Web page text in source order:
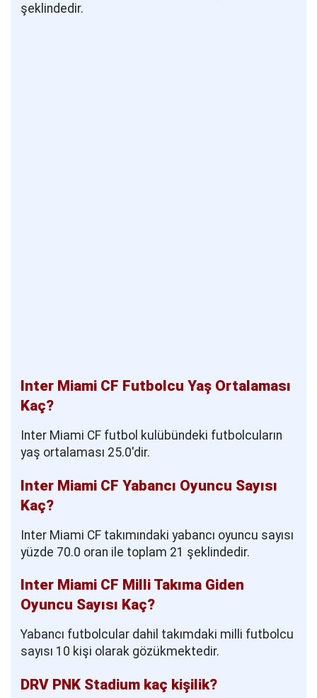
şeklindedir.
Inter Miami CF Futbolcu Yaş Ortalaması
Kaç?
Inter Miami CF futbol kulübündeki futbolcuların
yaş ortalaması 25.0'dir.
Inter Miami CF Yabancı Oyuncu Sayısı
Kaç?
Inter Miami CF takımındaki yabancı oyuncu sayısı
yüzde 70.0 oran ile toplam 21 şeklindedir.
Inter Miami CF Milli Takıma Giden
Oyuncu Sayısı Kaç?
Yabancı futbolcular dahil takımdaki milli futbolcu
sayısı 10 kişi olarak gözükmektedir.
DRV PNK Stadium kaç kişilik?